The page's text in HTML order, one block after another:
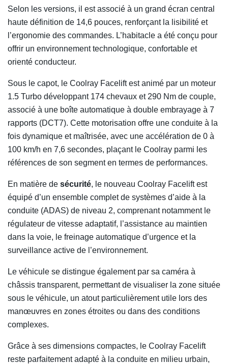
Selon les versions, il est associé à un grand écran central
haute définition de 14,6 pouces, renforçant la lisibilité et
l’ergonomie des commandes. L’habitacle a été conçu pour
offrir un environnement technologique, confortable et
orienté conducteur.
Sous le capot, le Coolray Facelift est animé par un moteur
1.5 Turbo développant 174 chevaux et 290 Nm de couple,
associé à une boîte automatique à double embrayage à 7
rapports (DCT7). Cette motorisation offre une conduite à la
fois dynamique et maîtrisée, avec une accélération de 0 à
100 km/h en 7,6 secondes, plaçant le Coolray parmi les
références de son segment en termes de performances.
En matière de sécurité, le nouveau Coolray Facelift est
équipé d’un ensemble complet de systèmes d’aide à la
conduite (ADAS) de niveau 2, comprenant notamment le
régulateur de vitesse adaptatif, l’assistance au maintien
dans la voie, le freinage automatique d’urgence et la
surveillance active de l’environnement.
Le véhicule se distingue également par sa caméra à
châssis transparent, permettant de visualiser la zone située
sous le véhicule, un atout particulièrement utile lors des
manœuvres en zones étroites ou dans des conditions
complexes.
Grâce à ses dimensions compactes, le Coolray Facelift
reste parfaitement adapté à la conduite en milieu urbain,